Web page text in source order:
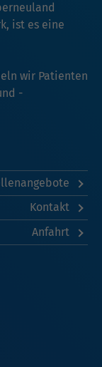
ist es eine
wir Patienten
-
Kontakt
Anfahrt